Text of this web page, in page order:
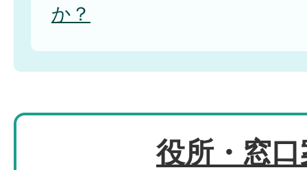
か？
役所・窓